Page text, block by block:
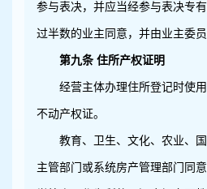
参与表决，并应当经参与表决专
过半数的业主同意，并由业主委员
第九条 住所产权证明
经营主体办理住所登记时使
不动产权证。
教育、卫生、文化、农业、
主管部门或系统房产管理部门同